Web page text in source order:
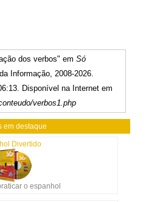
dos verbos" emSó
Informação, 2008-2026.
Disponível na Internet em
verbos1.php
em destaque
Divertido
o espanhol